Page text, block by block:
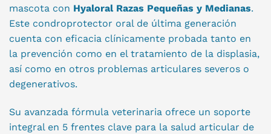
mascota con Hyaloral Razas Pequeñas y Medianas.
Este condroprotector oral de última generación
cuenta con eficacia clínicamente probada tanto en
la prevención como en el tratamiento de la displasia,
así como en otros problemas articulares severos o
degenerativos.
Su avanzada fórmula veterinaria ofrece un soporte
integral en 5 frentes clave para la salud articular de